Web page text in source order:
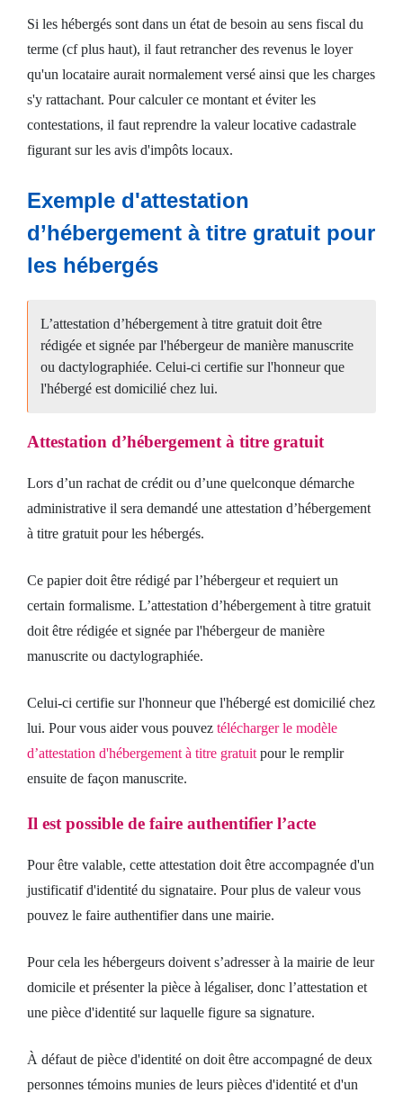
Si les hébergés sont dans un état de besoin au sens fiscal du
terme (cf plus haut), il faut retrancher des revenus le loyer
qu'un locataire aurait normalement versé ainsi que les charges
s'y rattachant. Pour calculer ce montant et éviter les
contestations, il faut reprendre la valeur locative cadastrale
figurant sur les avis d'impôts locaux.
Exemple d'attestation
d’hébergement à titre gratuit pour
les hébergés
L’attestation d’hébergement à titre gratuit doit être
rédigée et signée par l'hébergeur de manière manuscrite
ou dactylographiée. Celui-ci certifie sur l'honneur que
l'hébergé est domicilié chez lui.
Attestation d’hébergement à titre gratuit
Lors d’un rachat de crédit ou d’une quelconque démarche
administrative il sera demandé une attestation d’hébergement
à titre gratuit pour les hébergés.
Ce papier doit être rédigé par l’hébergeur et requiert un
certain formalisme. L’attestation d’hébergement à titre gratuit
doit être rédigée et signée par l'hébergeur de manière
manuscrite ou dactylographiée.
Celui-ci certifie sur l'honneur que l'hébergé est domicilié chez
lui. Pour vous aider vous pouvez télécharger le modèle
d’attestation d'hébergement à titre gratuit pour le remplir
ensuite de façon manuscrite.
Il est possible de faire authentifier l’acte
Pour être valable, cette attestation doit être accompagnée d'un
justificatif d'identité du signataire. Pour plus de valeur vous
pouvez le faire authentifier dans une mairie.
Pour cela les hébergeurs doivent s’adresser à la mairie de leur
domicile et présenter la pièce à légaliser, donc l’attestation et
une pièce d'identité sur laquelle figure sa signature.
À défaut de pièce d'identité on doit être accompagné de deux
personnes témoins munies de leurs pièces d'identité et d'un